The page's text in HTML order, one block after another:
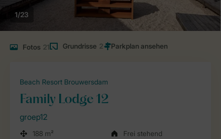
1/23
Fotos 21 Grundrisse 2
Beach Resort Brouwersdam
Family Lodge 12
groep12
188 m²
Frei stehend